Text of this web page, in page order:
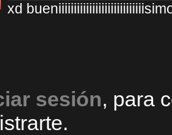
xd
sesión, para